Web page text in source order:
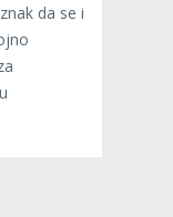
da se i